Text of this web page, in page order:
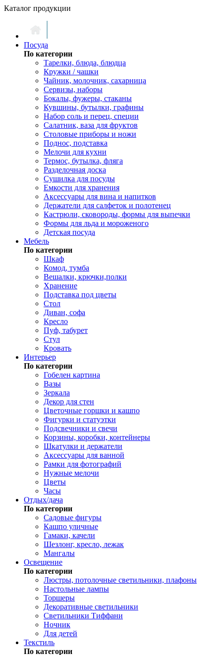
Каталог продукции
Посуда
По категории
Тарелки, блюда, блюдца
Кружки / чашки
Чайник, молочник, сахарница
Сервизы, наборы
Бокалы, фужеры, стаканы
Кувшины, бутылки, графины
Набор соль и перец, специи
Салатник, ваза для фруктов
Столовые приборы и ножи
Поднос, подставка
Мелочи для кухни
Термос, бутылка, фляга
Разделочная доска
Сушилка для посуды
Емкости для хранения
Аксессуары для вина и напитков
Держатели для салфеток и полотенец
Кастрюли, сковороды, формы для выпечки
Формы для льда и мороженого
Детская посуда
Мебель
По категории
Шкаф
Комод, тумба
Вешалки, крючки,полки
Хранение
Подставка под цветы
Стол
Диван, софа
Кресло
Пуф, табурет
Стул
Кровать
Интерьер
По категории
Гобелен картина
Вазы
Зеркала
Декор для стен
Цветочные горшки и кашпо
Фигурки и статуэтки
Подсвечники и свечи
Корзины, коробки, контейнеры
Шкатулки и держатели
Аксессуары для ванной
Рамки для фотографий
Нужные мелочи
Цветы
Часы
Отдых/дача
По категории
Садовые фигуры
Кашпо уличные
Гамаки, качели
Шезлонг, кресло, лежак
Мангалы
Освещение
По категории
Люстры, потолочные светильники, плафоны
Настольные лампы
Торшеры
Декоративные светильники
Светильники Тиффани
Ночник
Для детей
Текстиль
По категории